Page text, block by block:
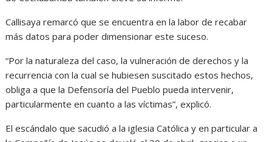
Callisaya remarcó que se encuentra en la labor de recabar
más datos para poder dimensionar este suceso.
“Por la naturaleza del caso, la vulneración de derechos y la
recurrencia con la cual se hubiesen suscitado estos hechos,
obliga a que la Defensoría del Pueblo pueda intervenir,
particularmente en cuanto a las víctimas”, explicó.
El escándalo que sacudió a la iglesia Católica y en particular a